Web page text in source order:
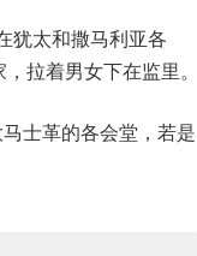
犹太和撒马利亚各
拉着男女下在监里。
士革的各会堂，若是